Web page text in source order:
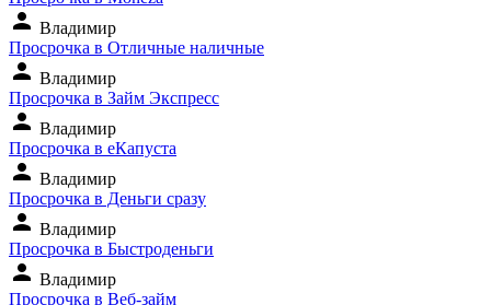
person Владимир
Просрочка в Отличные наличные
person Владимир
Просрочка в Займ Экспресс
person Владимир
Просрочка в еКапуста
person Владимир
Просрочка в Деньги сразу
person Владимир
Просрочка в Быстроденьги
person Владимир
Просрочка в Веб-займ